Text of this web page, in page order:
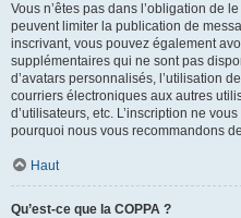
Vous n’êtes pas dans l’obligation de
peuvent limiter la publication de
inscrivant, vous pouvez également
supplémentaires qui ne sont pas
d’avatars personnalisés, l’utilisation
courriers électroniques aux autres
d’utilisateurs, etc. L’inscription ne
pourquoi nous vous recommandons
Haut
Qu’est-ce que la COPPA ?